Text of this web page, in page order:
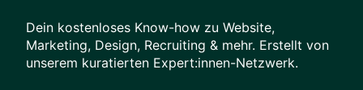
Dein kostenloses Know-how zu Website,
Marketing, Design, Recruiting & mehr. Erstellt von
unserem kuratierten Expert:innen-Netzwerk.